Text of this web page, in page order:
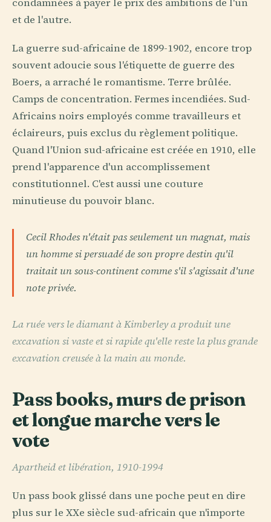
et de l'autre.
La guerre sud-africaine de 1899-1902, encore trop
souvent adoucie sous l'étiquette de guerre des
Boers, a arraché le romantisme. Terre brûlée.
Camps de concentration. Fermes incendiées. Sud-
Africains noirs employés comme travailleurs et
éclaireurs, puis exclus du règlement politique.
Quand l'Union sud-africaine est créée en 1910, elle
prend l'apparence d'un accomplissement
constitutionnel. C'est aussi une couture
minutieuse du pouvoir blanc.
Cecil Rhodes n'était pas seulement un magnat, mais
un homme si persuadé de son propre destin qu'il
traitait un sous-continent comme s'il s'agissait d'une
note privée.
La ruée vers le diamant à Kimberley a produit une
excavation si vaste et si rapide qu'elle reste la plus grande
excavation creusée à la main au monde.
Pass books, murs de prison
et longue marche vers le
vote
Apartheid et libération, 1910-1994
Un pass book glissé dans une poche peut en dire
plus sur le XXe siècle sud-africain que n'importe